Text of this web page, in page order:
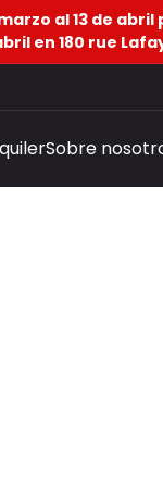
al 13 de
en 180 rue
Sobre